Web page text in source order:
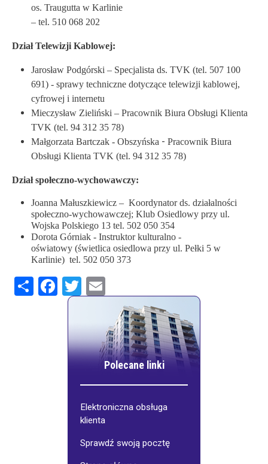
os. Traugutta w Karlinie
– tel. 510 068 202
Dział Telewizji Kablowej:
Jarosław Podgórski – Specjalista ds. TVK (tel. 507 100
691) - sprawy techniczne dotyczące telewizji kablowej,
cyfrowej i internetu
Mieczysław Zieliński – Pracownik Biura Obsługi Klienta
TVK (tel. 94 312 35 78)
Małgorzata Bartczak - Obszyńska - Pracownik Biura
Obsługi Klienta TVK (tel. 94 312 35 78)
Dział społeczno-wychowawczy:
Joanna Małuszkiewicz – Koordynator ds. działalności
społeczno-wychowawczej; Klub Osiedlowy przy ul.
Wojska Polskiego 13 tel. 502 050 354
Dorota Górniak - Instruktor kulturalno -
oświatowy (świetlica osiedlowa przy ul. Pełki 5 w
Karlinie) tel. 502 050 373
ShareFacebook
Twitter
Polecane linki
Elektroniczna obsługa
klienta
Sprawdź swoją pocztę